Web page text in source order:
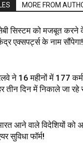
MORE FROM
सिस्टम को मजबूत करने
एक्सपर्ट्स के नाम सौंपेगा!
ने 16 महीनों में 177
तीन दिन में निकाले जा रहे
आने वाले विदेशियों को
सुविधा फॉर्म!